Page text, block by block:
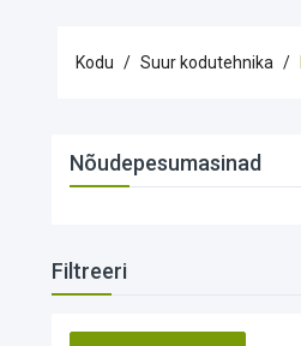
Kodu Suur kodutehnika
Nõudepesumasinad
Filtreeri